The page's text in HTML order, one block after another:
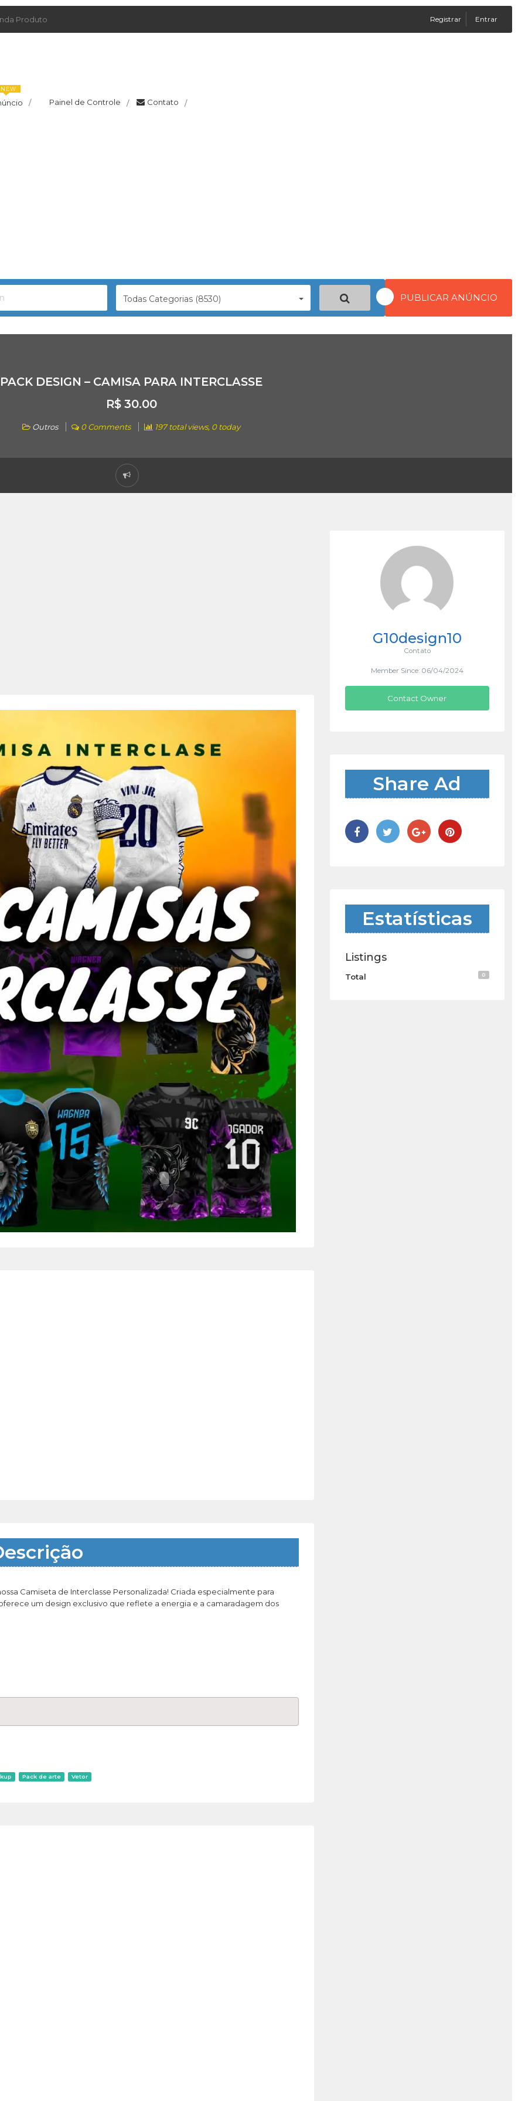
Produto Registrar Entrar
/
NEW
Painel de Controle / Contato /
Todas Categorias (8530) PUBLICAR ANÚNCIO
PACK DESIGN – CAMISA PARA INTERCLASSE
R$ 30.00
Outros 0 Comments 197 total views, 0 today
Camiseta de Interclasse Personalizada! Criada especialmente para
um design exclusivo que reflete a energia e a camaradagem dos
Pack de arte Vetor
G10design10
Contato
Member Since: 06/04/2024
Contact Owner
Share Ad
Estatísticas
Listings
Total 0